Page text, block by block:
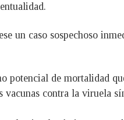
un caso sospechoso
potencial de mortalidad
vacunas contra la viruela